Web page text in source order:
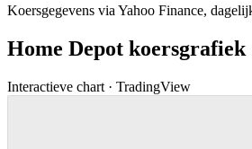
Koersgegevens via Yahoo Finance,
Home Depot koersgrafiek
Interactieve chart · TradingView